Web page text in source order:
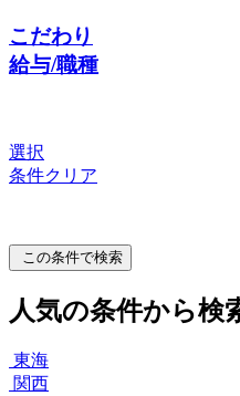
こだわり
給与/職種
選択
条件クリア
この条件で検索
人気の条件から検
東海
関西